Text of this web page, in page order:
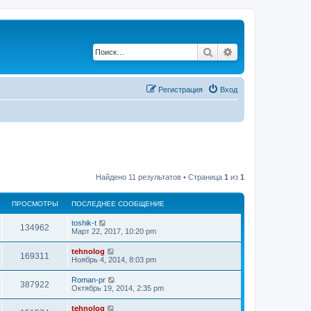
Поиск
Вход
Регистрация
Найдено 11 результатов • Страница 1 из 1
ПРОСМОТРЫ ПОСЛЕДНЕЕ СООБЩЕНИЕ
134962
р
м
П
о
е
д
н
е
е
с
о
toshik-t
Март 22, 2017, 10:20 pm
169311
р
П
о
л
е
д
н
е
tehnolog
Ноябрь 4, 2014, 8:03 pm
387922
р
П
о
Roman-pr
Октябрь 19, 2014, 2:35 pm
П
tehnolog